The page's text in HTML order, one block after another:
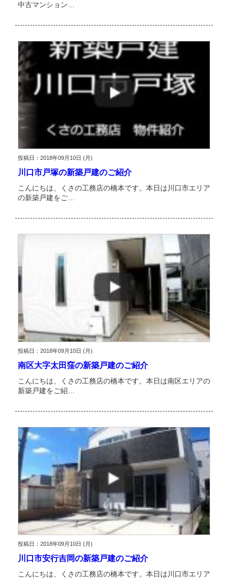
中古マンション…
投稿日：2018年09月10日 (月)
川口市戸塚の新築戸建のご紹介
こんにちは、くさの工務店の橋本です。本日は川口市エリア
の新築戸建をご…
投稿日：2018年09月10日 (月)
南区大字太田窪の新築戸建のご紹介
こんにちは、くさの工務店の橋本です。本日は南区エリアの
新築戸建をご紹…
投稿日：2018年09月10日 (月)
川口市安行吉岡の新築戸建のご紹介
こんにちは、くさの工務店の橋本です。本日は川口市エリア